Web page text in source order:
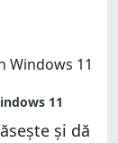
și dă